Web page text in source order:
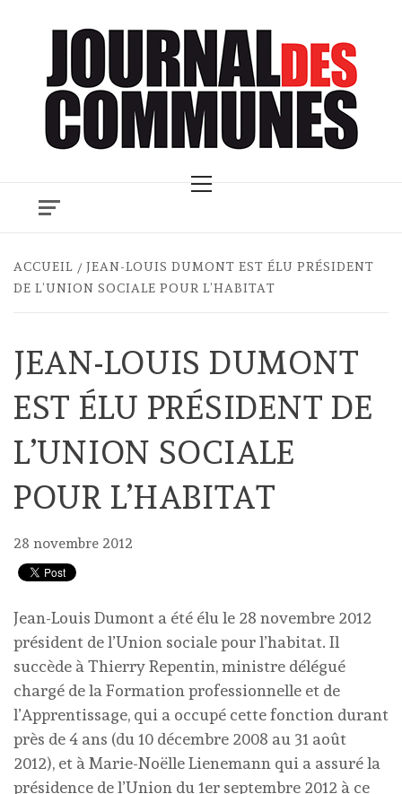
Menu
ACCUEIL
JEAN-LOUIS DUMONT EST ÉLU PRÉSIDENT
DE L’UNION SOCIALE POUR L’HABITAT
JEAN-LOUIS DUMONT
EST ÉLU PRÉSIDENT DE
L’UNION SOCIALE
POUR L’HABITAT
28 novembre 2012
Jean-Louis Dumont a été élu le 28 novembre 2012
président de l’Union sociale pour l’habitat. Il
succède à Thierry Repentin, ministre délégué
chargé de la Formation professionnelle et de
l’Apprentissage, qui a occupé cette fonction durant
près de 4 ans (du 10 décembre 2008 au 31 août
2012), et à Marie-Noëlle Lienemann qui a assuré la
présidence de l’Union du 1er septembre 2012 à ce